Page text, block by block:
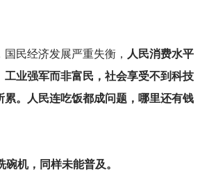
民经济发展严重失衡， 人民消费水平
工业强军而非富民，社会享受不到科技
累。人民连吃饭都成问题，哪里还有钱
机，同样未能普及。